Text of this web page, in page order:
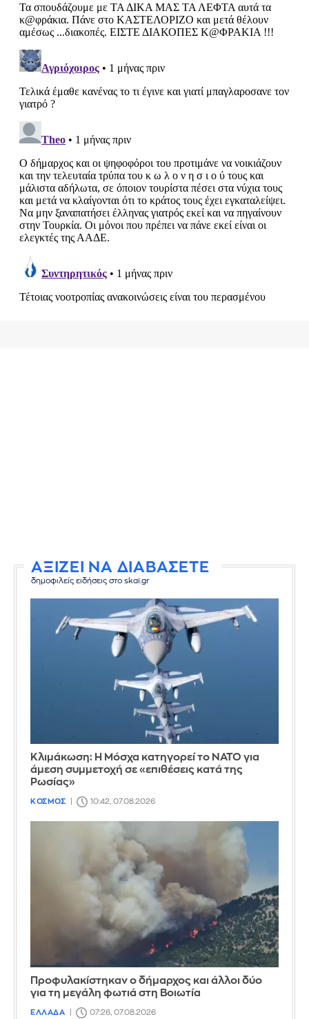
ΑΞΙΖΕΙ ΝΑ ΔΙΑΒΑΣΕΤΕ
δημοφιλείς ειδήσεις στο skai.gr
Κλιμάκωση: Η Μόσχα κατηγορεί το ΝΑΤΟ για
άμεση συμμετοχή σε «επιθέσεις κατά της
Ρωσίας»
ΚΟΣΜΟΣ 10:42, 07.08.2026
Προφυλακίστηκαν ο δήμαρχος και άλλοι δύο
για τη μεγάλη φωτιά στη Βοιωτία
ΕΛΛΑΔΑ 07:26, 07.08.2026